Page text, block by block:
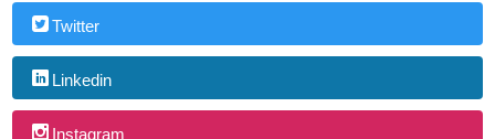
Twitter
Linkedin
Instagram